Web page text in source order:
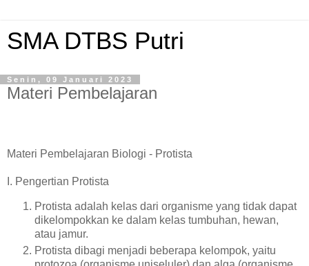
SMA DTBS Putri
Senin, 09 Januari 2023
Materi Pembelajaran
Materi Pembelajaran Biologi - Protista
I. Pengertian Protista
Protista adalah kelas dari organisme yang tidak dapat
dikelompokkan ke dalam kelas tumbuhan, hewan,
atau jamur.
Protista dibagi menjadi beberapa kelompok, yaitu